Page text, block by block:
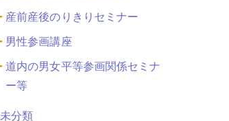
産前産後のりきりセミナー
男性参画講座
道内の男女平等参画関係セミナ
ー等
未分類